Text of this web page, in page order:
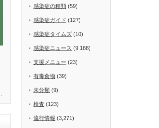
感染症の種類 (59)
感染症ガイド (127)
感染症タイムズ (10)
感染症ニュース (9,188)
支援メニュー (23)
有毒食物 (39)
未分類 (9)
検査 (123)
流行情報 (3,271)